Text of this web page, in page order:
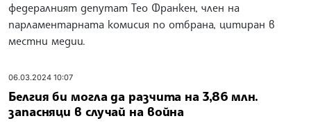
федералният депутат Тео Франкен, член на
парламентарната комисия по отбрана, цитиран в
местни медии.
06.03.2024 10:07
Белгия би могла да разчита на 3,86 млн.
запасняци в случай на война